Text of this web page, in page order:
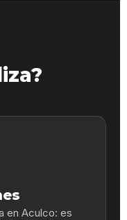
en Aculco: es